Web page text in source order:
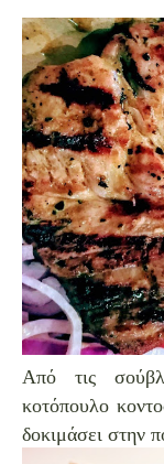
Από τις
κοτόπουλο
δοκιμάσει στην